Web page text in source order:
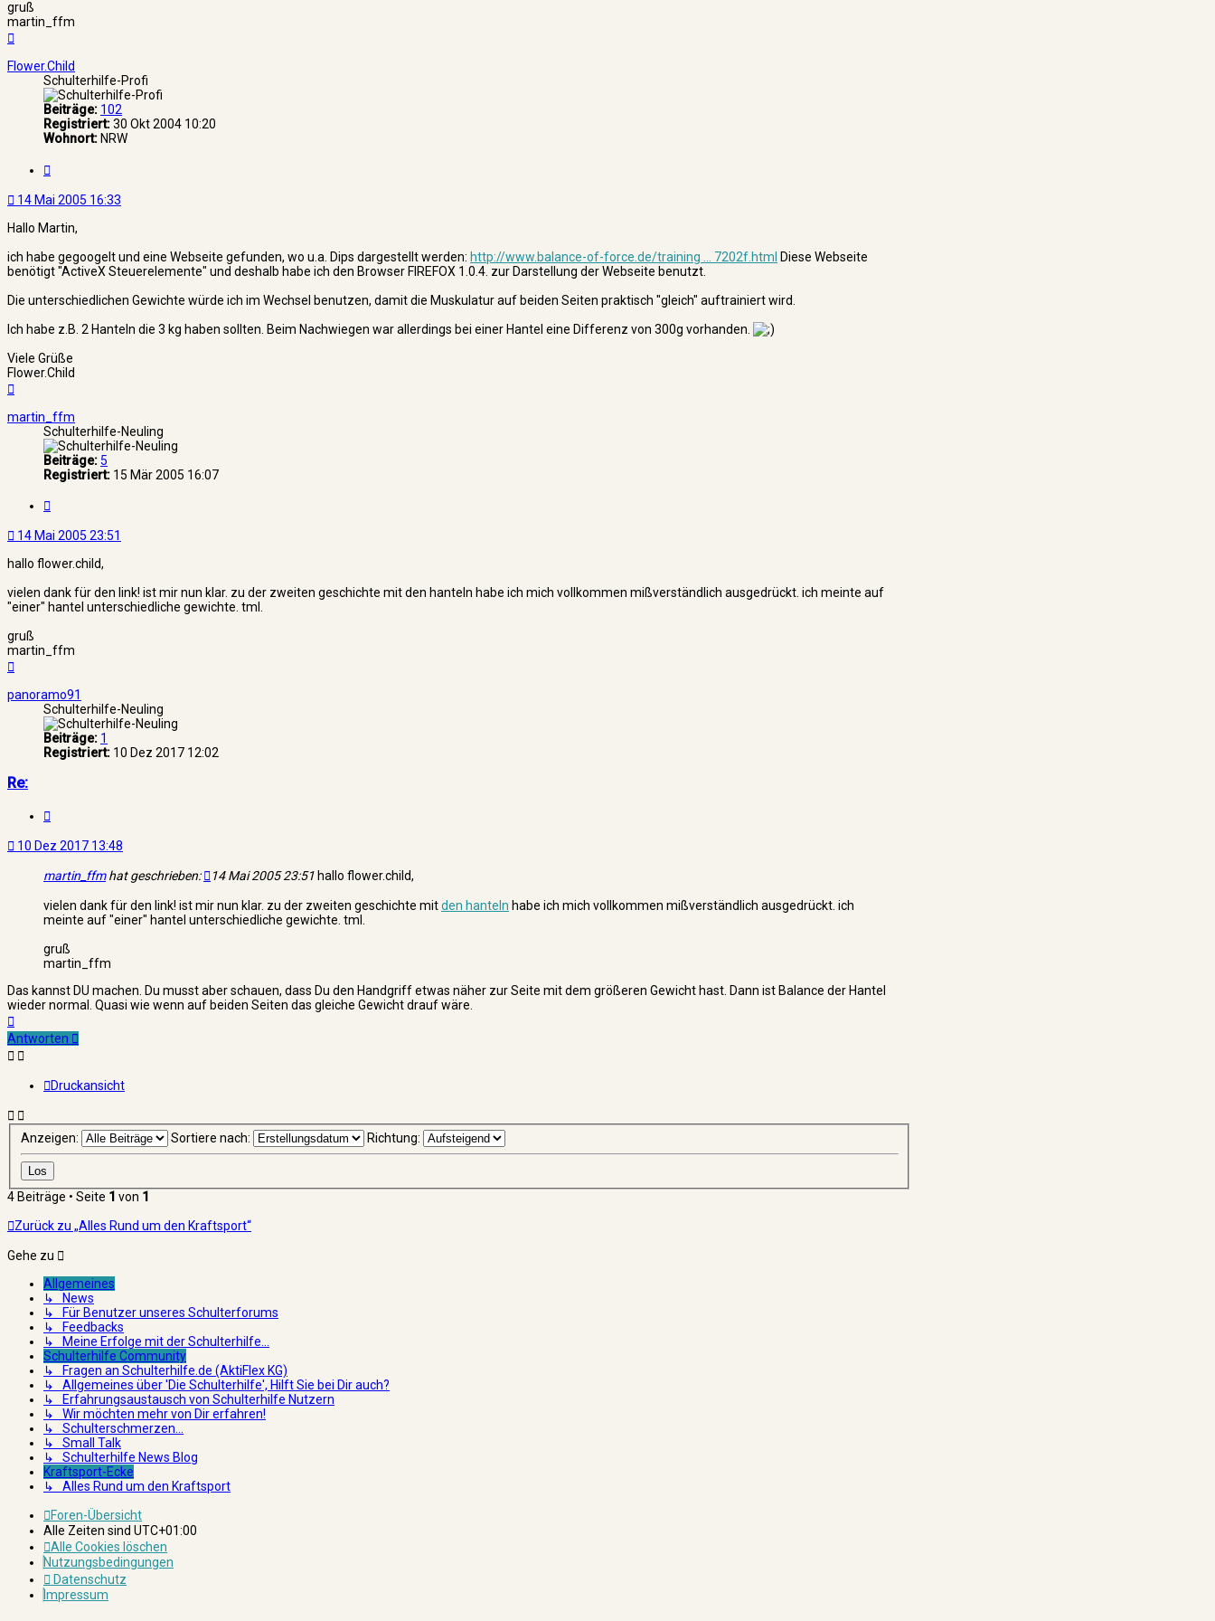
gruß
martin_ffm
Flower.Child
Schulterhilfe-Profi
Beiträge: 102
Registriert:30 Okt 2004 10:20
Wohnort: NRW
14 Mai 2005 16:33
Hallo Martin,
ich habe gegoogelt und eine Webseite gefunden, wo u.a. Dips dargestellt werden: http://www.balance-of-force.de/training ... 7202f.html Diese Webseite
benötigt "ActiveX Steuerelemente" und deshalb habe ich den Browser FIREFOX 1.0.4. zur Darstellung der Webseite benutzt.
Die unterschiedlichen Gewichte würde ich im Wechsel benutzen, damit die Muskulatur auf beiden Seiten praktisch "gleich" auftrainiert wird.
Ich habe z.B. 2 Hanteln die 3 kg haben sollten. Beim Nachwiegen war allerdings bei einer Hantel eine Differenz von 300g vorhanden.
Viele Grüße
Flower.Child
martin_ffm
Schulterhilfe-Neuling
Beiträge:5
Registriert: 15 Mär 2005 16:07
14 Mai 2005 23:51
hallo flower.child,
vielen dank für den link! ist mir nun klar. zu der zweiten geschichte mit den hanteln habe ich mich vollkommen mißverständlich ausgedrückt. ich meinte auf
"einer" hantel unterschiedliche gewichte. tml.
gruß
martin_ffm
panoramo91
Schulterhilfe-Neuling
Beiträge: 1
Registriert: 10 Dez 2017 12:02
Re:
10 Dez 2017 13:48
martin_ffmhat geschrieben: 14 Mai 2005 23:51 hallo flower.child,
vielen dank für den link! ist mir nun klar. zu der zweiten geschichte mitden hanteln habe ich mich vollkommen mißverständlich ausgedrückt. ich
meinte auf "einer" hantel unterschiedliche gewichte. tml.
gruß
martin_ffm
Das kannst DU machen. Du musst aber schauen, dass Du den Handgriff etwas näher zur Seite mit dem größeren Gewicht hast. Dann ist Balance der Hantel
wieder normal. Quasi wie wenn auf beiden Seiten das gleiche Gewicht drauf wäre.
oben
Antworten
Druckansicht
Anzeigen: Sortiere nach: Richtung:
4 Beiträge • Seite 1 von 1
Zurück zu „Alles Rund um den Kraftsport“
Gehe zu
Allgemeines
↳ News
↳ Für Benutzer unseres Schulterforums
↳ Feedbacks
↳ Meine Erfolge mit der Schulterhilfe...
Schulterhilfe Community
↳ Fragen an Schulterhilfe.de (AktiFlex KG)
↳ Allgemeines über 'Die Schulterhilfe', Hilft Sie bei Dir auch?
↳ Erfahrungsaustausch von Schulterhilfe Nutzern
↳ Wir möchten mehr von Dir erfahren!
↳ Schulterschmerzen...
↳ Small Talk
↳ Schulterhilfe News Blog
Kraftsport-Ecke
↳ Alles Rund um den Kraftsport
Foren-Übersicht
Alle Zeiten sind UTC+01:00
Alle Cookies löschen
Nutzungsbedingungen
Datenschutz
Impressum